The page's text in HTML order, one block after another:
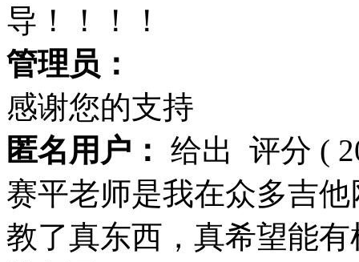
导！！！！
管理员：
感谢您的支持
匿名用户： 给出 评分 (
赛平老师是我在众多吉
教了真东西，真希望能